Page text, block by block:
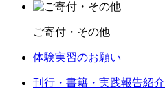
ご寄付・その他
体験実習のお願い
刊行・書籍・実践報告紹介